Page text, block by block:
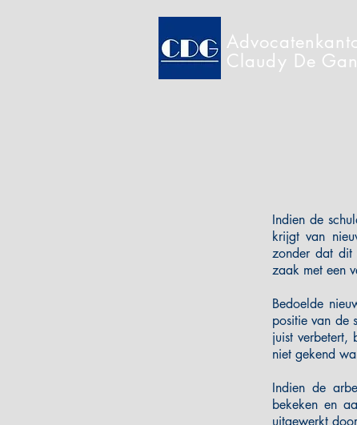
Claudy De
Indien de
krijgt van
zonder dat dit
zaak met een
Bedoelde
positie van de
juist verbetert,
niet gekend
Indien de
bekeken en
uitgewerkt